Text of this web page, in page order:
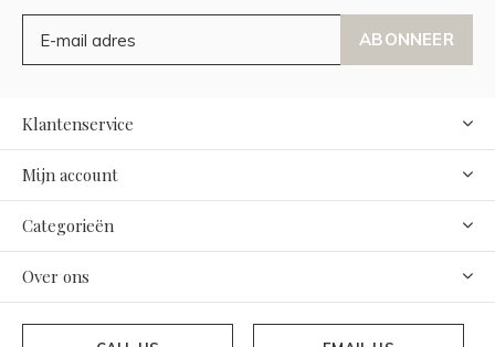
ABONNEER
Klantenservice
Mijn account
Categorieën
Over ons